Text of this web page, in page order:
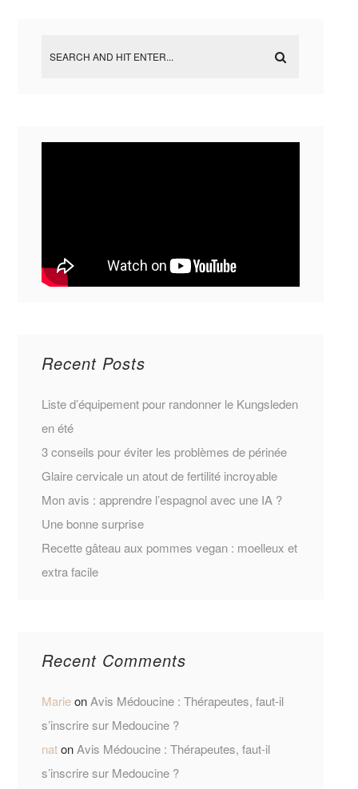
Recent Posts
Liste d’équipement pour randonner le Kungsleden
en été
3 conseils pour éviter les problèmes de périnée
Glaire cervicale un atout de fertilité incroyable
Mon avis : apprendre l’espagnol avec une IA ?
Une bonne surprise
Recette gâteau aux pommes vegan : moelleux et
extra facile
Recent Comments
MarieonAvis Médoucine : Thérapeutes, faut-il
s’inscrire sur Medoucine ?
natonAvis Médoucine : Thérapeutes, faut-il
s’inscrire sur Medoucine ?